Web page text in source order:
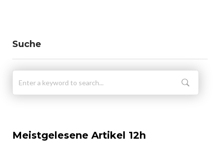
Suche
Meistgelesene Artikel 12h